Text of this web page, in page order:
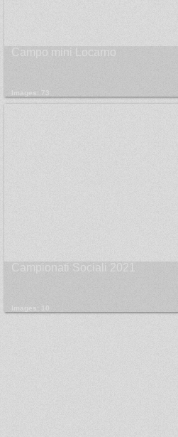
Campo mini Locarno
Images: 73
Campionati Sociali 2021
Images: 10